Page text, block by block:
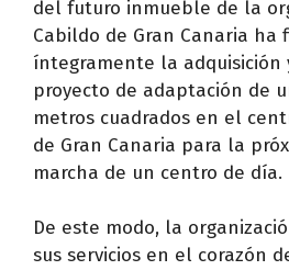
del futuro inmueble de la
Cabildo de Gran Canaria ha
íntegramente la adquisición
proyecto de adaptación de
metros cuadrados en el
de Gran Canaria para la
marcha de un centro de día.
De este modo, la
sus servicios en el corazón